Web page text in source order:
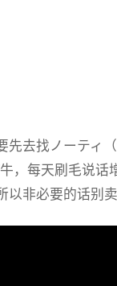
去找ノーティ
，每天刷毛说
非必要的话别卖